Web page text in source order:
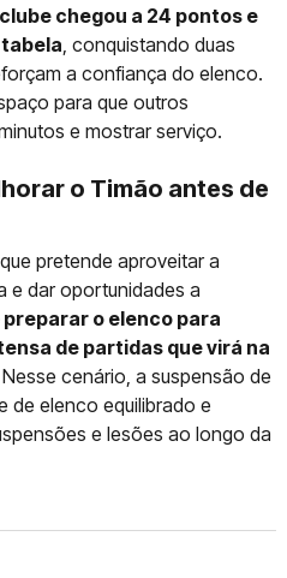
chegou a 24 pontos e
, conquistando duas
a confiança do elenco.
para que outros
e mostrar serviço.
o Timão antes de
pretende aproveitar a
e dar oportunidades a
preparar o elenco para
de partidas que virá na
Nesse cenário, a suspensão de
de elenco equilibrado e
e lesões ao longo da